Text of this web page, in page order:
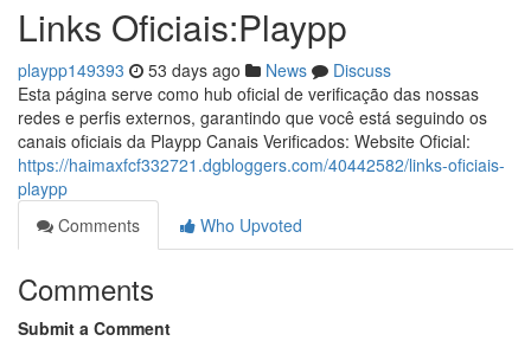
Links Oficiais:Playpp
playpp149393 53 days ago News
Discuss
Esta página serve como hub oficial de verificação das nossas
redes e perfis externos, garantindo que você está seguindo os
canais oficiais da Playpp Canais Verificados: Website Oficial:
https://haimaxfcf332721.dgbloggers.com/40442582/links-oficiais-
playpp
Comments
Who Upvoted
Comments
Submit a Comment